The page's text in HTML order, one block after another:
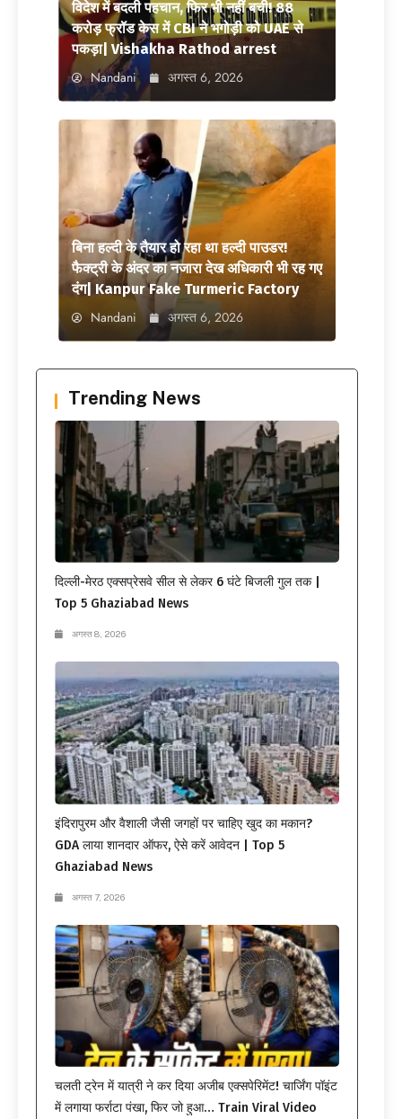
विदेश में बदली पहचान, फिर भी नहीं बची! 88
करोड़ फ्रॉड केस में CBI ने भगोड़ी को UAE से
पकड़ा| Vishakha Rathod arrest
Nandani अगस्त 6, 2026
बिना हल्दी के तैयार हो रहा था हल्दी पाउडर!
फैक्ट्री के अंदर का नजारा देख अधिकारी भी रह गए
दंग| Kanpur Fake Turmeric Factory
Nandani अगस्त 6, 2026
Trending News
दिल्ली-मेरठ एक्सप्रेसवे सील से लेकर 6 घंटे बिजली गुल तक |
Top 5 Ghaziabad News
अगस्त 8, 2026
इंदिरापुरम और वैशाली जैसी जगहों पर चाहिए खुद का मकान?
GDA लाया शानदार ऑफर, ऐसे करें आवेदन | Top 5
Ghaziabad News
अगस्त 7, 2026
चलती ट्रेन में यात्री ने कर दिया अजीब एक्सपेरिमेंट! चार्जिंग पॉइंट
में लगाया फर्राटा पंखा, फिर जो हुआ… Train Viral Video